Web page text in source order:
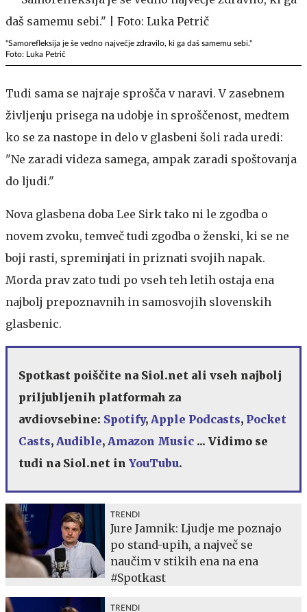
"Samorefleksija je še vedno največje zdravilo, ki ga daš samemu sebi."
Foto: Luka Petrič
Tudi sama se najraje sprošča v naravi. V zasebnem
življenju prisega na udobje in sproščenost, medtem
ko se za nastope in delo v glasbeni šoli rada uredi:
"Ne zaradi videza samega, ampak zaradi spoštovanja
do ljudi."
Nova glasbena doba Lee Sirk tako ni le zgodba o
novem zvoku, temveč tudi zgodba o ženski, ki se ne
boji rasti, spreminjati in priznati svojih napak.
Morda prav zato tudi po vseh teh letih ostaja ena
najbolj prepoznavnih in samosvojih slovenskih
glasbenic.
Spotkast poiščite na Siol.net ali vseh najbolj
priljubljenih platformah za
avdiovsebine: Spotify, Apple Podcasts, Pocket
Casts, Audible, Amazon Music ... Vidimo se
tudi na Siol.net in YouTubu.
TRENDI
Jure Jamnik: Ljudje me poznajo
po stand-upih, a največ se
naučim v stikih ena na ena
#Spotkast
TRENDI